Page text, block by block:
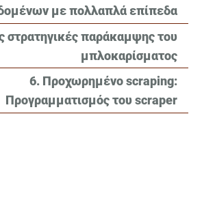
με πολλαπλά επίπεδα
στρατηγικές παράκαμψης του
μπλοκαρίσματος
6. Προχωρημένο scraping:
Προγραμματισμός του scraper